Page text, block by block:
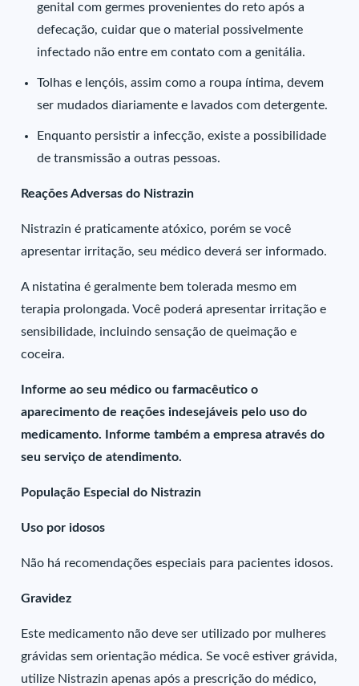
genital com germes provenientes do reto após a
defecação, cuidar que o material possivelmente
infectado não entre em contato com a genitália.
Tolhas e lençóis, assim como a roupa íntima, devem
ser mudados diariamente e lavados com detergente.
Enquanto persistir a infecção, existe a possibilidade
de transmissão a outras pessoas.
Reações Adversas do Nistrazin
Nistrazin é praticamente atóxico, porém se você
apresentar irritação, seu médico deverá ser informado.
A nistatina é geralmente bem tolerada mesmo em
terapia prolongada. Você poderá apresentar irritação e
sensibilidade, incluindo sensação de queimação e
coceira.
Informe ao seu médico ou farmacêutico o
aparecimento de reações indesejáveis pelo uso do
medicamento. Informe também a empresa através do
seu serviço de atendimento.
População Especial do Nistrazin
Uso por idosos
Não há recomendações especiais para pacientes idosos.
Gravidez
Este medicamento não deve ser utilizado por mulheres
grávidas sem orientação médica. Se você estiver grávida,
utilize Nistrazin apenas após a prescrição do médico,